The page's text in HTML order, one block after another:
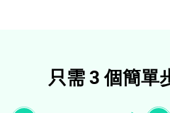
只需 3 個簡單